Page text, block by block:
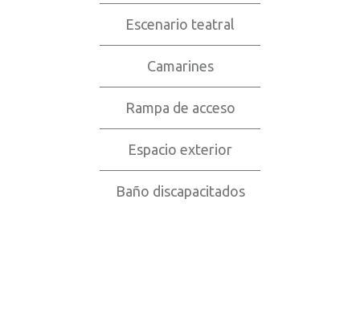
Escenario teatral
Camarines
Rampa de acceso
Espacio exterior
Baño discapacitados